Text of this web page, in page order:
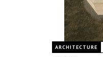
ARCHITECTURE